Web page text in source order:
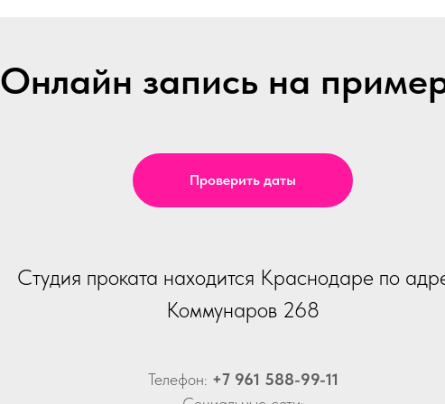
Онлайн запись на
Проверить даты
Студия проката находится Краснодаре по
Коммунаров 268
Телефон: +7 961 588-99-11